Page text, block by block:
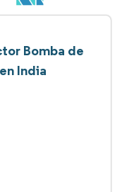
Bomba de
India